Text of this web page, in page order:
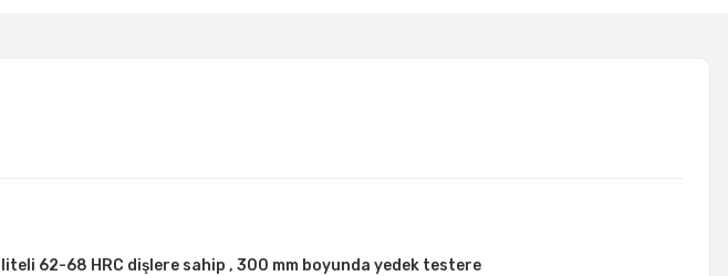
62-68 HRC dişlere sahip , 300 mm boyunda yedek testere